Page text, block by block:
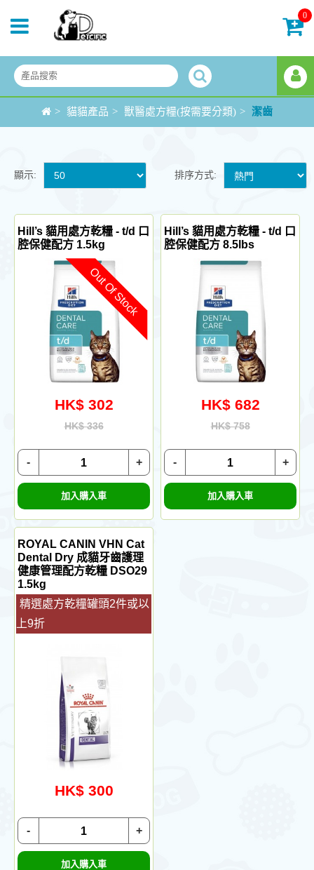
0
> 貓貓產品 > 獸醫處方糧(按需要分類) > 潔齒
排序方式:
顯示:
Hill’s 貓用處方乾糧 - t/d 口
腔保健配方 1.5kg
Out Of Stock
HK$ 302
HK$ 336
+
-
加入購入車
Hill’s 貓用處方乾糧 - t/d 口
腔保健配方 8.5lbs
HK$ 682
HK$ 758
+
-
加入購入車
ROYAL CANIN VHN Cat
Dental Dry 成貓牙齒護理
健康管理配方乾糧 DSO29
1.5kg
精選處方乾糧罐頭2件或以
上9折
HK$ 300
+
-
加入購入車